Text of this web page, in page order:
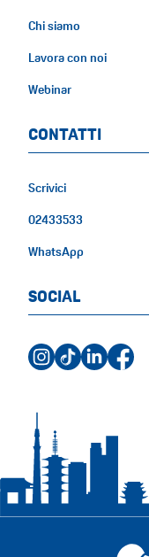
Chi siamo
Lavora con noi
Webinar
CONTATTI
Scrivici
02433533
WhatsApp
SOCIAL